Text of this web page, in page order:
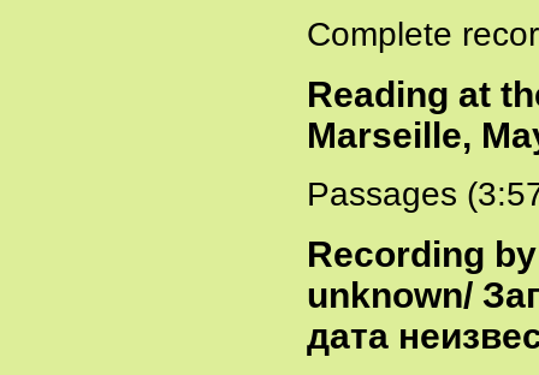
Complete
Reading at
Marseille,
Passages
Recording
unknown/
дата